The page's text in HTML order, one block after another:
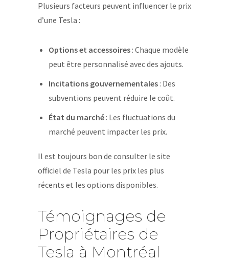
Plusieurs facteurs peuvent influencer le prix
d’une Tesla :
Options et accessoires: Chaque modèle
peut être personnalisé avec des ajouts.
Incitations gouvernementales: Des
subventions peuvent réduire le coût.
État du marché: Les fluctuations du
marché peuvent impacter les prix.
Il est toujours bon de consulter le site
officiel de Tesla pour les prix les plus
récents et les options disponibles.
Témoignages de
Propriétaires de
Tesla à Montréal